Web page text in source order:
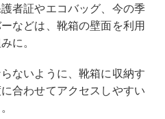
者証やエコバッグ、今の季
などは、靴箱の壁面を利用
に。
ないように、靴箱に収納す
合わせてアクセスしやすい